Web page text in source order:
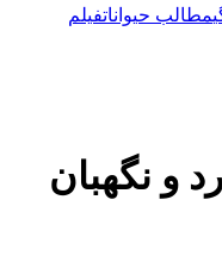
مطالب حیواناتفیلم
و نگهبان